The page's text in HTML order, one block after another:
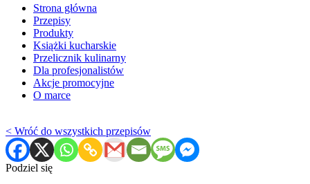
Strona główna
Przepisy
Produkty
Książki kucharskie
Przelicznik kulinarny
Dla profesjonalistów
Akcje promocyjne
O marce
< Wróć do wszystkich przepisów
Podziel się